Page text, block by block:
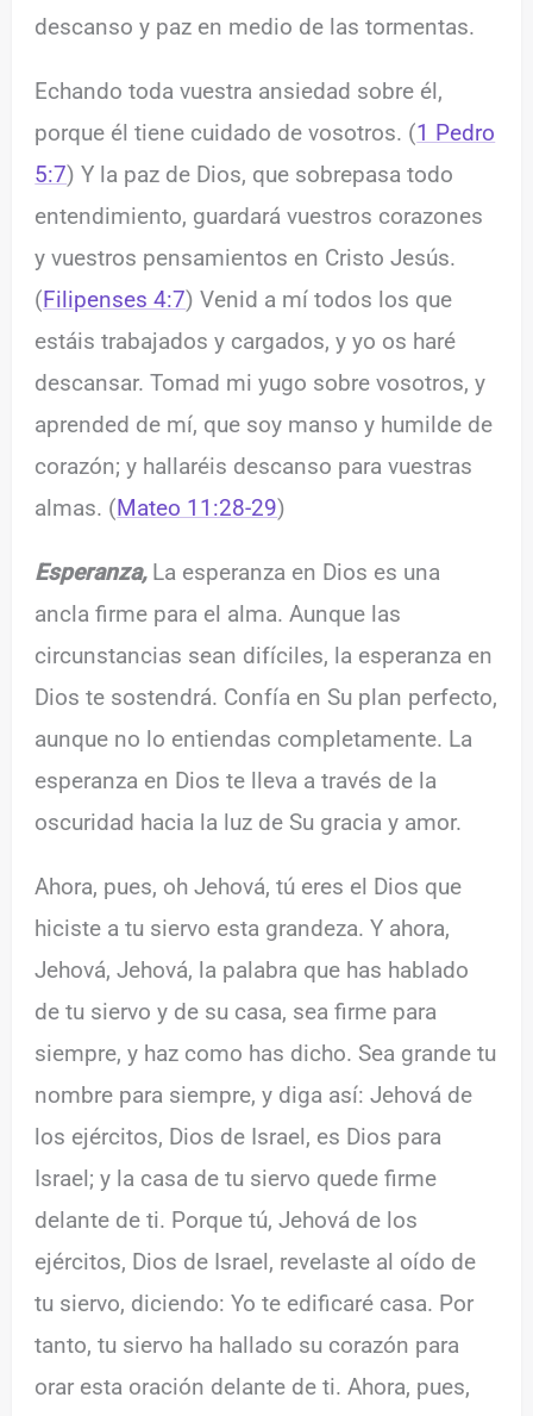
descanso y paz en medio de las tormentas.
Echando toda vuestra ansiedad sobre él,
porque él tiene cuidado de vosotros. (1 Pedro
5:7) Y la paz de Dios, que sobrepasa todo
entendimiento, guardará vuestros corazones
y vuestros pensamientos en Cristo Jesús.
(Filipenses 4:7) Venid a mí todos los que
estáis trabajados y cargados, y yo os haré
descansar. Tomad mi yugo sobre vosotros, y
aprended de mí, que soy manso y humilde de
corazón; y hallaréis descanso para vuestras
almas. (Mateo 11:28-29)
Esperanza, La esperanza en Dios es una
ancla firme para el alma. Aunque las
circunstancias sean difíciles, la esperanza en
Dios te sostendrá. Confía en Su plan perfecto,
aunque no lo entiendas completamente. La
esperanza en Dios te lleva a través de la
oscuridad hacia la luz de Su gracia y amor.
Ahora, pues, oh Jehová, tú eres el Dios que
hiciste a tu siervo esta grandeza. Y ahora,
Jehová, Jehová, la palabra que has hablado
de tu siervo y de su casa, sea firme para
siempre, y haz como has dicho. Sea grande tu
nombre para siempre, y diga así: Jehová de
los ejércitos, Dios de Israel, es Dios para
Israel; y la casa de tu siervo quede firme
delante de ti. Porque tú, Jehová de los
ejércitos, Dios de Israel, revelaste al oído de
tu siervo, diciendo: Yo te edificaré casa. Por
tanto, tu siervo ha hallado su corazón para
orar esta oración delante de ti. Ahora, pues,